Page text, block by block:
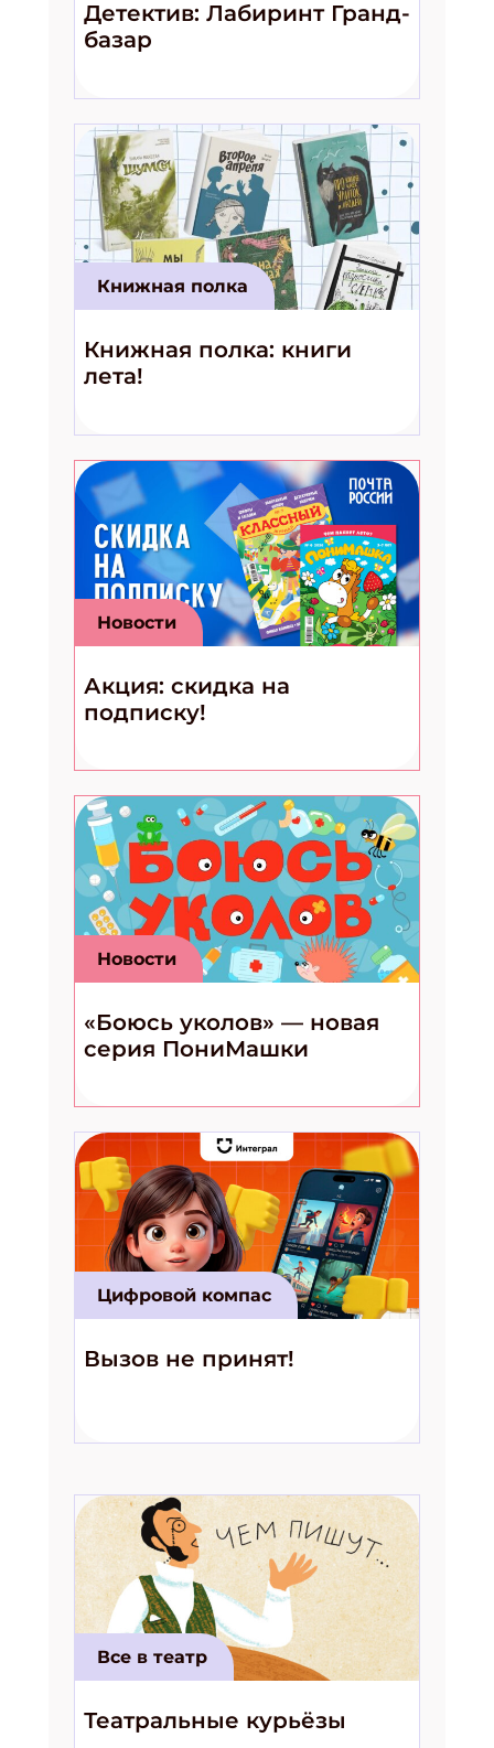
Детектив: Лабиринт Гранд-
базар
Книжная полка
Книжная полка: книги
лета!
Новости
Акция: скидка на
подписку!
Новости
«Боюсь уколов» — новая
серия ПониМашки
Цифровой компас
Вызов не принят!
Все в театр
Театральные курьёзы